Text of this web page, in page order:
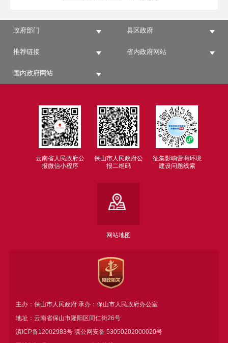
政府部门 县区政府
推荐链接 省内政府网站
国内政府网站
云南省人民政府公
报微信小程序
保山市人民政府公
报二维码
征集影响营商环境
建设问题线索
网站地图
主办：保山市人民政府 承办：保山市人民政府办公室
地址：云南省保山市隆阳区同仁街26号
滇ICP备12002983号滇公网安备 53050202000020号